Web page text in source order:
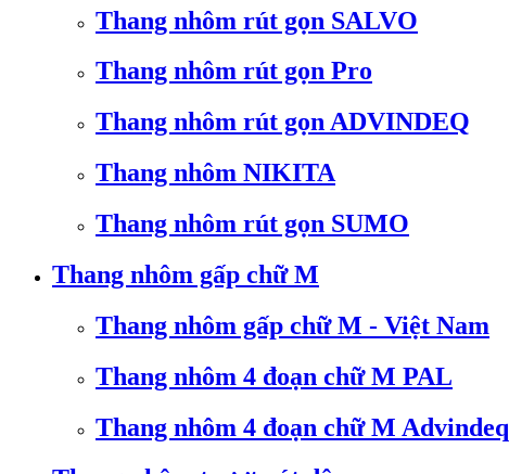
Thang nhôm rút gọn SALVO
Thang nhôm rút gọn Pro
Thang nhôm rút gọn ADVINDEQ
Thang nhôm NIKITA
Thang nhôm rút gọn SUMO
Thang nhôm gấp chữ M
Thang nhôm gấp chữ M - Việt Nam
Thang nhôm 4 đoạn chữ M PAL
Thang nhôm 4 đoạn chữ M Advindeq